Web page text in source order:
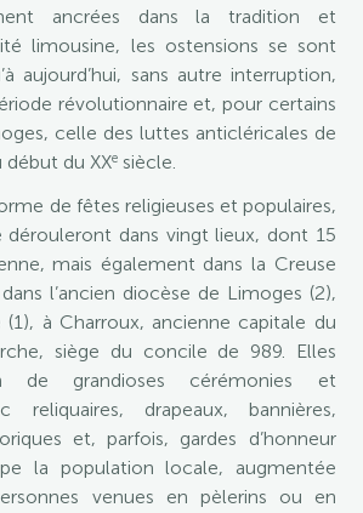
ancrées dans la tradition et
limousine, les ostensions se sont
aujourd’hui, sans autre interruption,
révolutionnaire et, pour certains
celle des luttes anticléricales de
début du XXe siècle.
de fêtes religieuses et populaires,
dérouleront dans vingt lieux, dont 15
mais également dans la Creuse
l’ancien diocèse de Limoges (2),
à Charroux, ancienne capitale du
siège du concile de 989. Elles
de grandioses cérémonies et
reliquaires, drapeaux, bannières,
et, parfois, gardes d’honneur
la population locale, augmentée
venues en pèlerins ou en